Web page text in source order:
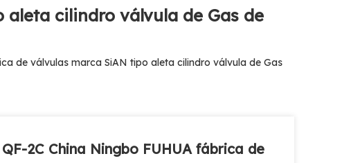
aleta cilindro válvula de Gas de
de válvulas marca SiAN tipo aleta cilindro válvula de Gas
QF-2C China Ningbo FUHUA fábrica de